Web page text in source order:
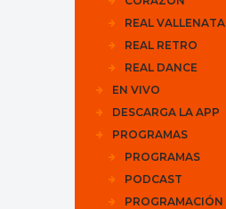
REAL VALLENATA
REAL RETRO
REAL DANCE
EN VIVO
DESCARGA LA APP
PROGRAMAS
PROGRAMAS
PODCAST
PROGRAMACIÓN